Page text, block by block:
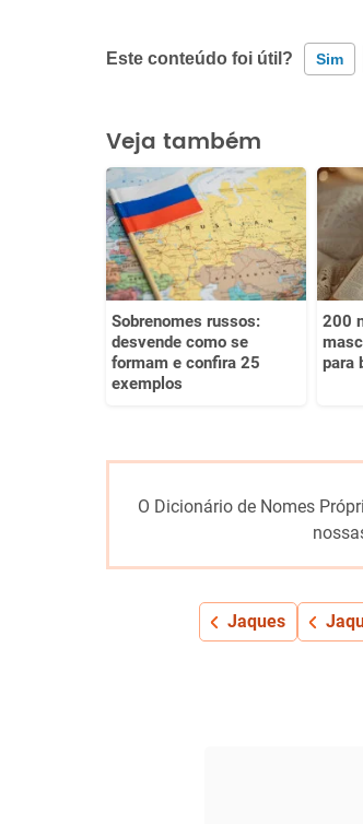
Este conteúdo foi útil? Sim
Este conteúdo contém
Este conteúdo não tem a
Outro
Veja também
Sobrenomes russos:
desvende como se
formam e confira 25
exemplos
200
para
O Dicionário de Nomes
Jaques